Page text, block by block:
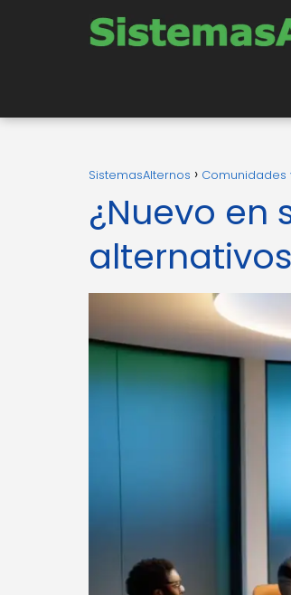
SistemasAlternos Comunidades
¿Nuevo en